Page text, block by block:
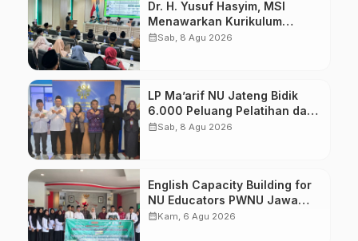
Dr. H. Yusuf Hasyim, MSI
Menawarkan Kurikulum
Diversifikasi, Harapan Baru
calendar_monthSab, 8 Agu 2026
LP Ma’arif NU Jateng Bidik
6.000 Peluang Pelatihan dan
Sertifikasi bagi Lulusan SMK
calendar_monthSab, 8 Agu 2026
English Capacity Building for
NU Educators PWNU Jawa
Tengah Batch#4; Membuka
calendar_monthKam, 6 Agu 2026